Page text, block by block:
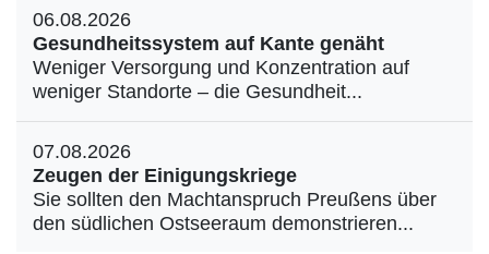
06.08.2026
Gesundheitssystem auf Kante genäht
Weniger Versorgung und Konzentration auf
weniger Standorte – die Gesundheit...
07.08.2026
Zeugen der Einigungskriege
Sie sollten den Machtanspruch Preußens über
den südlichen Ostseeraum demonstrieren...